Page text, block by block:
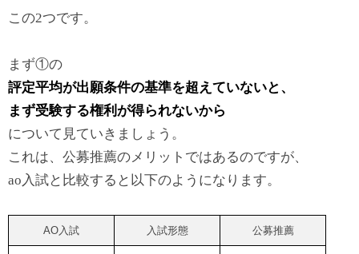
この2つです。
まず①の
評定平均が出願条件の基準を超えていないと、
まず受験する権利が得られないから
について見ていきましょう。
これは、 公募推薦のメリットではあるのですが、
ao入試と比較すると以下のようになります。
AO入試 入試形態 公募推薦